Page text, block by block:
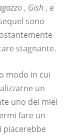
, Gish , e
sono
stagnante.
modo in cui
un
uno dei miei
fare un
piacerebbe